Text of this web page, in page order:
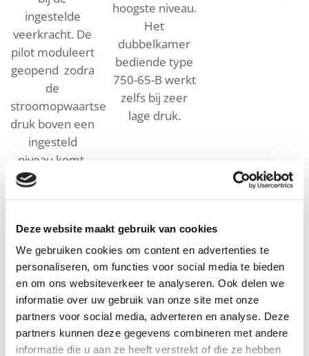
Deze website maakt gebruik van cookies
We gebruiken cookies om content en advertenties te
personaliseren, om functies voor social media te bieden
en om ons websiteverkeer te analyseren. Ook delen we
informatie over uw gebruik van onze site met onze
partners voor social media, adverteren en analyse. Deze
partners kunnen deze gegevens combineren met andere
informatie die u aan ze heeft verstrekt of die ze hebben
ingestelde
veerkracht. De
pilot moduleert
geopend zodra
de
stroomopwaartse
druk boven een
ingesteld
niveau komt.
geïntegreerde
dient als
stroomopwaartse
debietrestrictie
en ook als
sluitingssnelheid
regeling.
hoogste niveau.
Het
dubbelkamer
bediende type
750-65-B werkt
zelfs bij zeer
lage druk.